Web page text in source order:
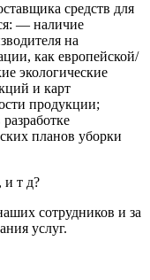
средств для
— наличие
на
как европейской/
экологические
и карт
продукции;
планов уборки
и т д?
сотрудников и за
услуг.